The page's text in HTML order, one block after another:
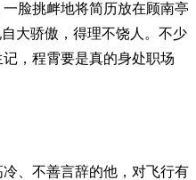
脸挑衅地将简历放在顾南亭
大骄傲，得理不饶人。不少
，程霄要是真的身处职场
、不善言辞的他，对飞行有